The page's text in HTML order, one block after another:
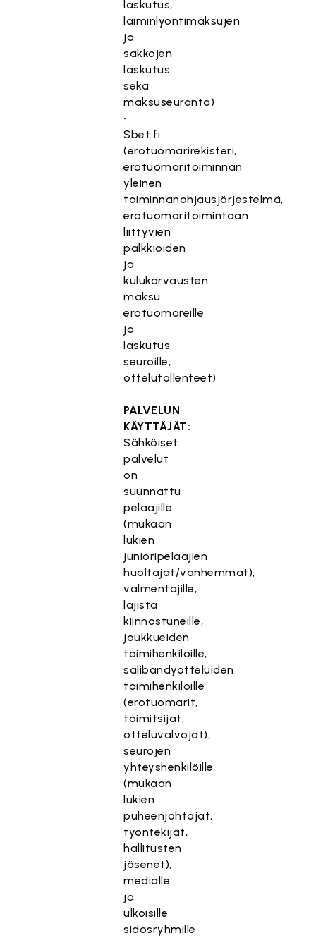
laskutus,
laiminlyöntimaksujen
ja
sakkojen
laskutus
sekä
maksuseuranta)
•
Sbet.fi
(erotuomarirekisteri,
erotuomaritoiminnan
yleinen
toiminnanohjausjärjestelmä,
erotuomaritoimintaan
liittyvien
palkkioiden
ja
kulukorvausten
maksu
erotuomareille
ja
laskutus
seuroille,
ottelutallenteet)
PALVELUN
KÄYTTÄJÄT:
Sähköiset
palvelut
on
suunnattu
pelaajille
(mukaan
lukien
junioripelaajien
huoltajat/vanhemmat),
valmentajille,
lajista
kiinnostuneille,
joukkueiden
toimihenkilöille,
salibandyotteluiden
toimihenkilöille
(erotuomarit,
toimitsijat,
otteluvalvojat),
seurojen
yhteyshenkilöille
(mukaan
lukien
puheenjohtajat,
työntekijät,
hallitusten
jäsenet),
medialle
ja
ulkoisille
sidosryhmille